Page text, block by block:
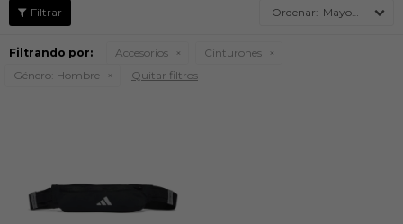
Mayor precio
Filtrando por: Accesorios
Cinturones
Género: Hombre Quitar filtros